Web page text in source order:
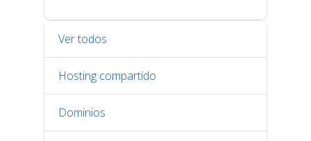
Ver todos
Hosting compartido
Dominios